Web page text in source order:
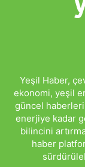
Yeşil Haber,
ekonomi, yeşil
güncel
enerjiye kadar
bilincini
haber